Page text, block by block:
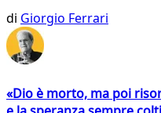
di Giorgio Ferrari
«Dio è morto, ma poi